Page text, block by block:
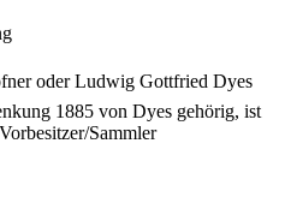
oder Ludwig Gottfried Dyes
1885 von Dyes gehörig, ist
Sammler